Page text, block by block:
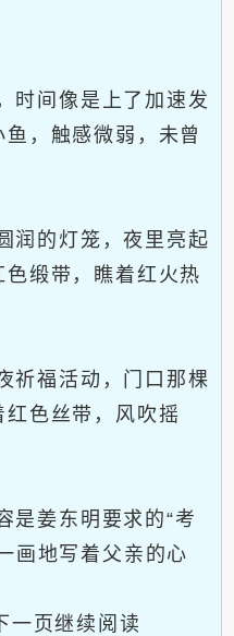
间像是上了加速发
，触感微弱，未曾
的灯笼，夜里亮起
缎带，瞧着红火热
福活动，门口那棵
色丝带，风吹摇
姜东明要求的“考
画地写着父亲的心
一页继续阅读